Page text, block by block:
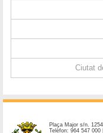
Ciutat
Plaça Major s/n.
Telèfon: 964 547